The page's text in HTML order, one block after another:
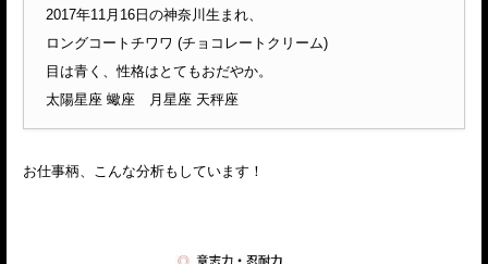
2017年11月16日の神奈川生まれ、
ロングコートチワワ (チョコレートクリーム)
目は青く、性格はとてもおだやか。
太陽星座 蠍座 月星座 天秤座
お仕事柄、こんな分析もしています！